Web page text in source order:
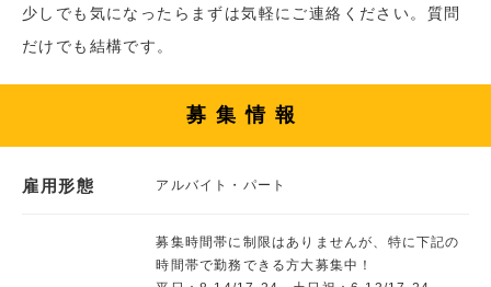
少しでも気になったらまずは気軽にご連絡ください。質問
だけでも結構です。
募集情報
雇用形態 アルバイト・パート
募集時間帯に制限はありませんが、特に下記の
時間帯で勤務できる方大募集中！